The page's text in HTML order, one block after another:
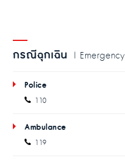
กรณีฉุกเฉิน | Emergency
Police
110
Ambulance
119